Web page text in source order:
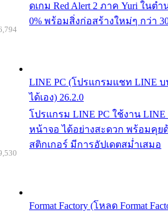
ดเกม Red Alert 2 ภาค Yuri ในต
0% พร้อมสิ่งก่อสร้างใหม่ๆ กว่า
LINE PC (โปรแกรมแชท LINE
ได้เอง) 26.2.0
โปรแกรม LINE PC ใช้งาน
หน้าจอ ได้อย่างสะดวก พร้อมคุย
สติกเกอร์ มีการอัปเดตสม่ำเสมอ
Format Factory (โหลด Format